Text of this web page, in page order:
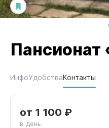
ИнфоУдобстваКонтакты
от 1 100 ₽
в день